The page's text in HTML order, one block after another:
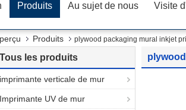
Produits Au sujet de nous Visite
Produits plywood packaging mural inkjet
Tous les produits
imprimante verticale de mur
Imprimante UV de mur